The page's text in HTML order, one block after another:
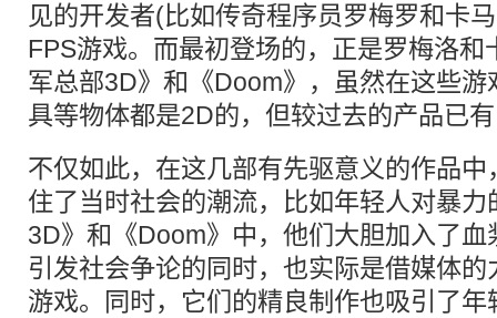
见的开发者(比如传奇程序员罗梅罗和卡
FPS游戏。而最初登场的，正是罗梅洛和
军总部3D》和《Doom》，虽然在这些
具等物体都是2D的，但较过去的产品已
不仅如此，在这几部有先驱意义的作品
住了当时社会的潮流，比如年轻人对暴
3D》和《Doom》中，他们大胆加入了
引发社会争论的同时，也实际是借媒体
游戏。同时，它们的精良制作也吸引了